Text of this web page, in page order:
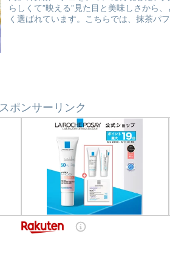
らしくて”映える”見た目と美味しさから
く選ばれています。こちらでは、抹茶パ
スポンサーリンク